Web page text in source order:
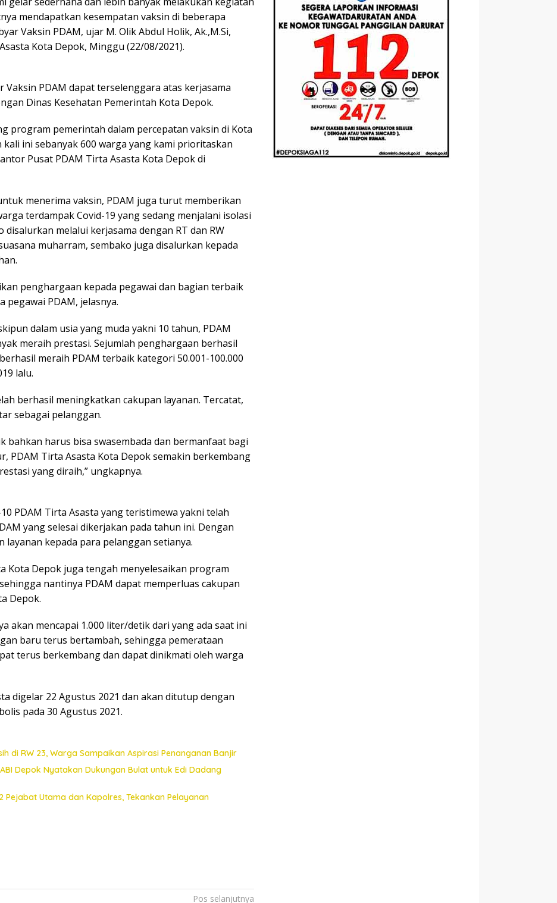
mendapatkan kesempatan vaksin di beberapa
Vaksin PDAM, ujar M. Olik Abdul Holik, Ak.,M.Si,
Kota Depok, Minggu (22/08/2021).
Vaksin PDAM dapat terselenggara atas kerjasama
Dinas Kesehatan Pemerintah Kota Depok.
program pemerintah dalam percepatan vaksin di Kota
kali ini sebanyak 600 warga yang kami prioritaskan
Pusat PDAM Tirta Asasta Kota Depok di
menerima vaksin, PDAM juga turut memberikan
terdampak Covid-19 yang sedang menjalani isolasi
melalui kerjasama dengan RT dan RW
muharram, sembako juga disalurkan kepada
penghargaan kepada pegawai dan bagian terbaik
PDAM, jelasnya.
dalam usia yang muda yakni 10 tahun, PDAM
meraih prestasi. Sejumlah penghargaan berhasil
meraih PDAM terbaik kategori 50.001-100.000
lalu.
berhasil meningkatkan cakupan layanan. Tercatat,
sebagai pelanggan.
bahkan harus bisa swasembada dan bermanfaat bagi
PDAM Tirta Asasta Kota Depok semakin berkembang
yang diraih,” ungkapnya.
PDAM Tirta Asasta yang teristimewa yakni telah
yang selesai dikerjakan pada tahun ini. Dengan
layanan kepada para pelanggan setianya.
Kota Depok juga tengah menyelesaikan program
nantinya PDAM dapat memperluas cakupan
Depok.
akan mencapai 1.000 liter/detik dari yang ada saat ini
baru terus bertambah, sehingga pemerataan
terus berkembang dan dapat dinikmati oleh warga
digelar 22 Agustus 2021 dan akan ditutup dengan
pada 30 Agustus 2021.
di RW 23, Warga Sampaikan Aspirasi Penanganan Banjir
Depok Nyatakan Dukungan Bulat untuk Edi Dadang
Utama dan Kapolres, Tekankan Pelayanan
Pos selanjutnya
Penjelasan
Ilmiahnya
Augmented
Reality
Tahun Ajaran
2026-2027